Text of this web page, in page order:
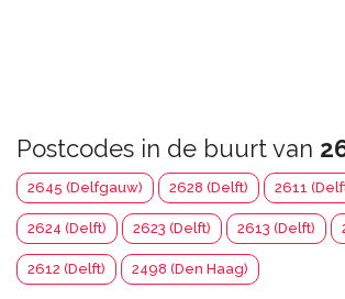
Postcodes in de buurt van
2645 (Delfgauw) 2628 (Delft) 2611
2624 (Delft) 2623 (Delft) 2613 (Delft)
2612 (Delft) 2498 (Den Haag)